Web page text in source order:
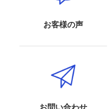
お客様の声
お問い合わせ